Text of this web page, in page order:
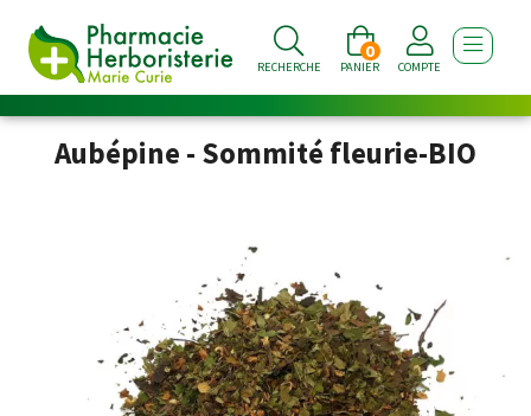
RECHERCHE PANIER
0
COMPTE
Aubépine - Sommité fleurie-BIO